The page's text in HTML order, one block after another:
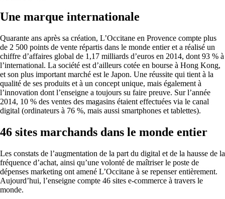
Une marque internationale
Quarante ans après sa création, L’Occitane en Provence compte plus
de 2 500 points de vente répartis dans le monde entier et a réalisé un
chiffre d’affaires global de 1,17 milliards d’euros en 2014, dont 93 % à
l’international. La société est d’ailleurs cotée en bourse à Hong Kong,
et son plus important marché est le Japon. Une réussite qui tient à la
qualité de ses produits et à un concept unique, mais également à
l’innovation dont l’enseigne a toujours su faire preuve. Sur l’année
2014, 10 % des ventes des magasins étaient effectuées via le canal
digital (ordinateurs à 76 %, mais aussi smartphones et tablettes).
46 sites marchands dans le monde entier
Les constats de l’augmentation de la part du digital et de la hausse de la
fréquence d’achat, ainsi qu’une volonté de maîtriser le poste de
dépenses marketing ont amené L’Occitane à se repenser entièrement.
Aujourd’hui, l’enseigne compte 46 sites e-commerce à travers le
monde.